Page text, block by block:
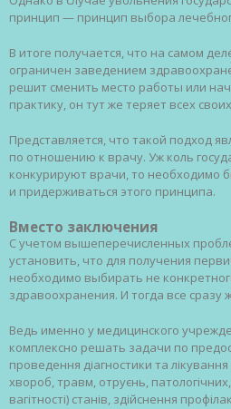
принцип — принцип выбора
В итоге получается, что на самом
ограничен заведением
решит сменить место работы или
практику, он тут же теряет всех
Представляется, что такой подход
по отношению к врачу. Уж коль
конкурируют врачи, то необходимо
и придерживаться этого принципа.
Вместо заключения
С учетом вышеперечисленных
установить, что для получения
необходимо выбирать не
здравоохранения. И тогда все сразу
Ведь именно у медицинского
комплексно решать задачи по
проведення діагностики та
хвороб, травм, отруєнь, патологічних,
вагітності) станів, здійснення